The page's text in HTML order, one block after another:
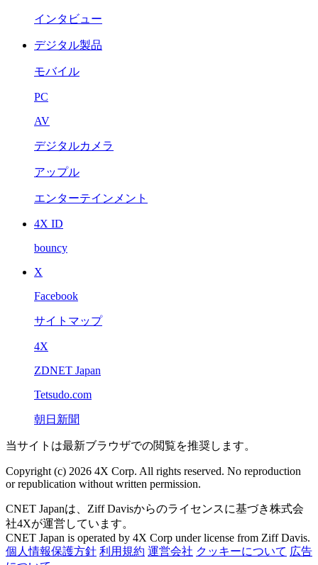
インタビュー
デジタル製品
モバイル
PC
AV
デジタルカメラ
アップル
エンターテインメント
4X ID
bouncy
X
Facebook
サイトマップ
4X
ZDNET Japan
Tetsudo.com
朝日新聞
当サイトは最新ブラウザでの閲覧を推奨します。
Copyright (c) 2026 4X Corp. All rights reserved. No reproduction
or republication without written permission.
CNET Japanは、Ziff Davisからのライセンスに基づき株式会
社4Xが運営しています。
CNET Japan is operated by 4X Corp under license from Ziff Davis.
個人情報保護方針 利用規約 運営会社 クッキーについて 広告